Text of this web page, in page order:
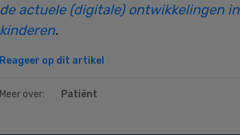
de actuele (digitale) ontwikkelingen
kinderen.
Reageer op dit artikel
Meer over: Patiënt